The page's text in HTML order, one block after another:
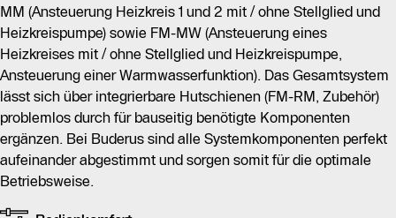
MM (Ansteuerung Heizkreis 1 und 2 mit / ohne Stellglied und
Heizkreispumpe) sowie FM-MW (Ansteuerung eines
Heizkreises mit / ohne Stellglied und Heizkreispumpe,
Ansteuerung einer Warmwasserfunktion). Das Gesamtsystem
lässt sich über integrierbare Hutschienen (FM-RM, Zubehör)
problemlos durch für bauseitig benötigte Komponenten
ergänzen. Bei Buderus sind alle Systemkomponenten perfekt
aufeinander abgestimmt und sorgen somit für die optimale
Betriebsweise.